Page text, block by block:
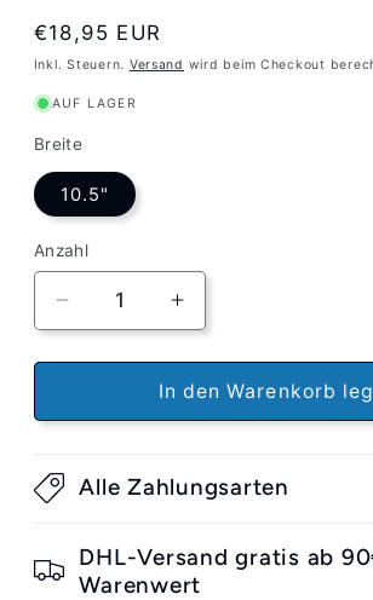
Normaler
Preis
€18,95 EUR
Inkl. Steuern. Versand wird beim Checkout
AUF LAGER
Breite
10.5"
Anzahl
Verringere
die
Menge
Powell
Graphic
Clear
Pool
Light
Erhöhe
die
Menge
für
Powell
Clear
Pool
Light
In den Warenkorb
Alle Zahlungsarten
DHL-Versand gratis ab
Warenwert